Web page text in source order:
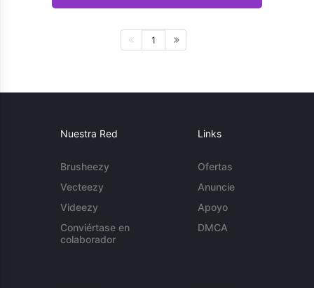
1
Nuestra Red
Brusheezy
Vecteezy
Videezy
Conviértase en
colaborador
Links
Ofertas
Anuncie
Apoyo
DMCA